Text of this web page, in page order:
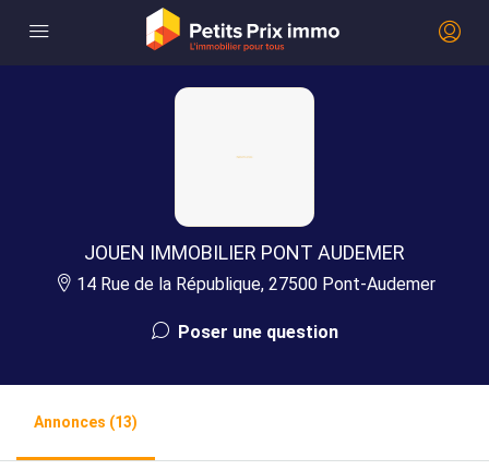
JOUEN IMMOBILIER PONT AUDEMER
14 Rue de la République, 27500 Pont-Audemer
Poser une question
Annonces (13)